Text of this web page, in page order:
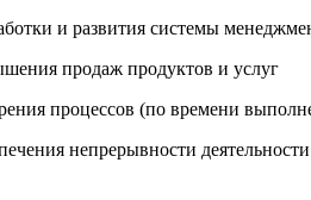
и развития системы
продаж продуктов и услуг
процессов (по времени
непрерывности